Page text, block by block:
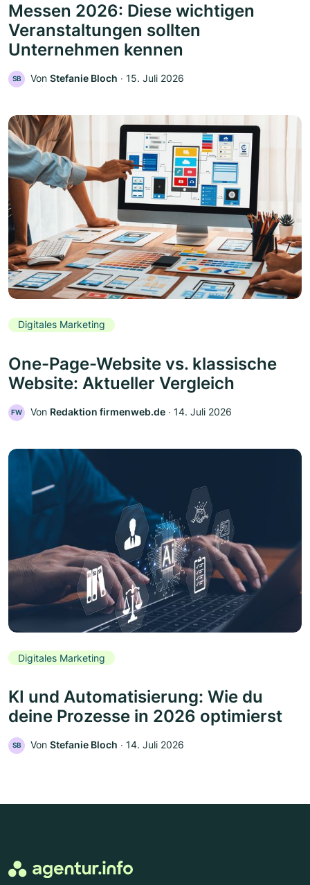
Messen 2026: Diese wichtigen
Veranstaltungen sollten
Unternehmen kennen
SB Von Stefanie Bloch ‧ 15. Juli 2026
Digitales Marketing
One-Page-Website vs. klassische
Website: Aktueller Vergleich
FW Von Redaktion firmenweb.de ‧ 14. Juli 2026
Digitales Marketing
KI und Automatisierung: Wie du
deine Prozesse in 2026 optimierst
SB Von Stefanie Bloch ‧ 14. Juli 2026